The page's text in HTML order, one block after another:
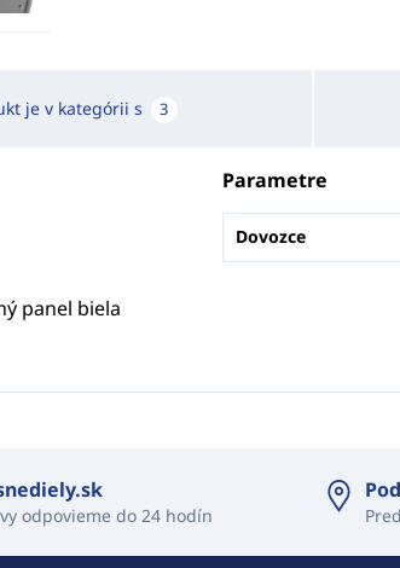
je v kategórii s 3
panel biela
Parametre
Dovozce
odpovieme do 24 hodín